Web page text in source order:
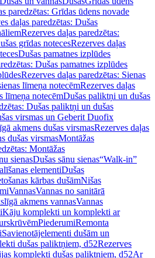
paredzētas: Grīdas ūdens novade
daļas paredzētas: Dušas
Rezerves daļas paredzētas:
grīdas notecesRezerves daļas
Dušas pamatnes izplūdes
Dušas pamatnes izplūdes
Rezerves daļas paredzētas: Sienas
līmeņa notecēmRezerves daļas
līmeņa notecēmDušas paliktņi un dušas
Dušas paliktņi un dušas
virsmas un Geberit Duofix
akmens dušas virsmasRezerves daļas
dušas virsmasMontāžas
Montāžas
sienasDušas sānu sienas“Walk-in”
elementiDušas
kārbas dušāmNišas
VannasVannas no sanitārā
akmens vannasVannas
Kāju komplekti un komplekti ar
PiederumiRemonta
Savienotājelementi dušām un
dušas paliktņiem, d52Rezerves
komplekti dušas paliktņiem, d52Ar